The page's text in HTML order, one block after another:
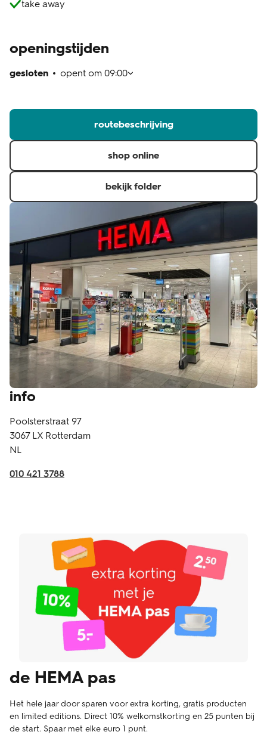
take away
openingstijden
gesloten opent om 09:00
routebeschrijving
shop online
bekijk folder
info
Poolsterstraat 97
3067 LX Rotterdam
NL
010 421 3788
de HEMA pas
Het hele jaar door sparen voor extra korting, gratis producten
en limited editions. Direct 10% welkomstkorting en 25 punten bij
de start. Spaar met elke euro 1 punt.